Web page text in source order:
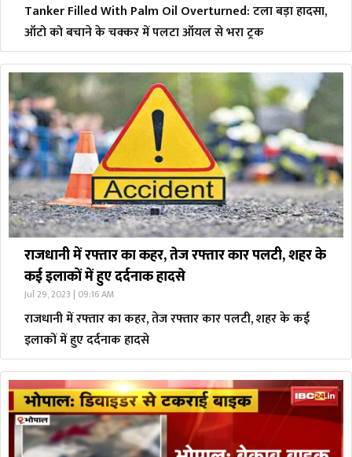
Tanker Filled With Palm Oil Overturned: टला बड़ा हादसा,
ऑटो को बचाने के चक्कर में पलटा ऑयल से भरा ट्रक
राजधानी में रफ्तार का कहर, तेज रफ्तार कार पलटी, शहर के
कई इलाकों में हुए दर्दनाक हादसे
Jul 29, 2023 | 09:16 AM
राजधानी में रफ्तार का कहर, तेज रफ्तार कार पलटी, शहर के कई
इलाकों में हुए दर्दनाक हादसे